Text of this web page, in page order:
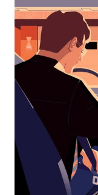
ン
ダ
ー
を
操
作
し、
を
選
択